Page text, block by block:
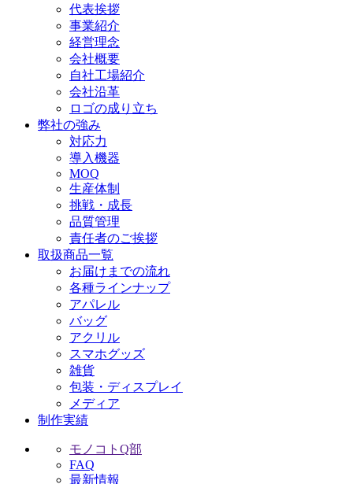
代表挨拶
事業紹介
経営理念
会社概要
自社工場紹介
会社沿革
ロゴの成り立ち
弊社の強み
対応力
導入機器
MOQ
生産体制
挑戦・成長
品質管理
責任者のご挨拶
取扱商品一覧
お届けまでの流れ
各種ラインナップ
アパレル
バッグ
アクリル
スマホグッズ
雑貨
包装・ディスプレイ
メディア
制作実績
モノコトQ部
FAQ
最新情報